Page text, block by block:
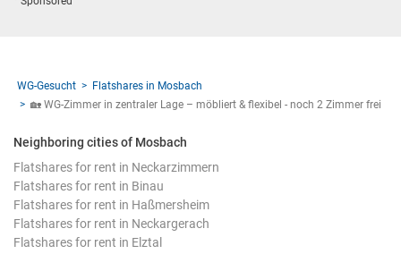
WG-Gesucht
Flatshares in Mosbach
🏡 WG-Zimmer in zentraler Lage – möbliert & flexibel - noch 2 Zimmer frei
Neighboring cities of Mosbach
Flatshares for rent in Neckarzimmern
Flatshares for rent in Binau
Flatshares for rent in Haßmersheim
Flatshares for rent in Neckargerach
Flatshares for rent in Elztal